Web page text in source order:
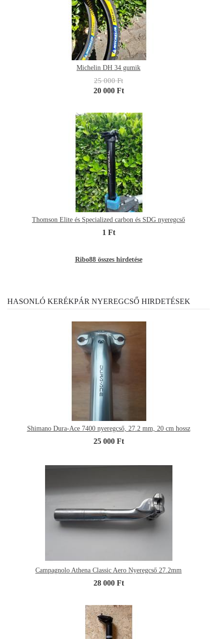
Michelin DH 34 gumik
25 000 Ft
20 000 Ft
Thomson Elite és Specialized carbon és SDG nyeregcső
1 Ft
Ribo88 összes hirdetése
HASONLÓ KERÉKPÁR NYEREGCSŐ HIRDETÉSEK
Shimano Dura-Ace 7400 nyeregcső, 27.2 mm, 20 cm hossz
25 000 Ft
Campagnolo Athena Classic Aero Nyeregcső 27.2mm
28 000 Ft